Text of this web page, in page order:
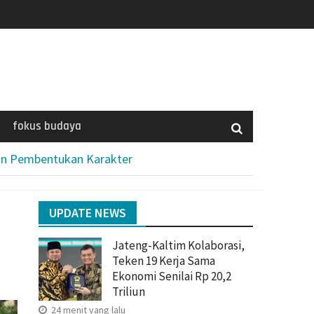
fokus budaya
Pembentukan Karakter
UPDATE NEWS
Jateng-Kaltim Kolaborasi,
Teken 19 Kerja Sama
Ekonomi Senilai Rp 20,2
Triliun
24 menit yang lalu